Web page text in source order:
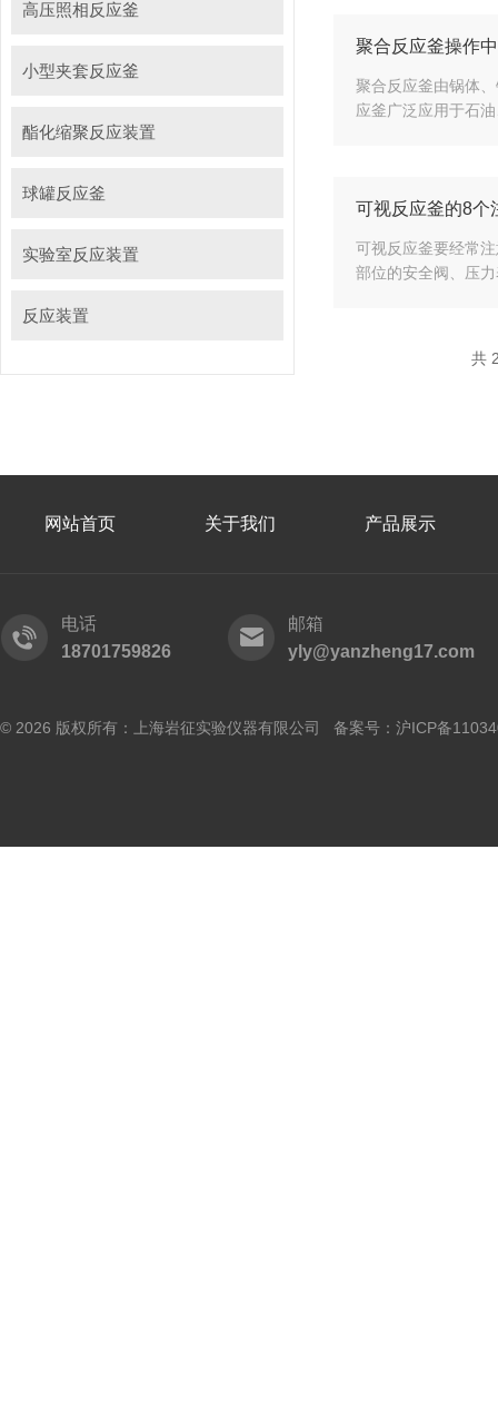
高压照相反应釜
小型夹套反应釜
酯化缩聚反应装置
球罐反应釜
实验室反应装置
反应装置
聚合反应釜操作
聚合反应釜由锅体
应釜广泛应用于石
可视反应釜的8个
可视反应釜要经常
部位的安全阀、压
共
网站首页 关于我们 产品展示
电话
18701759826
邮箱
yly@yanzheng17.com
© 2026 版权所有：上海岩征实验仪器有限公司 备案号： 沪ICP备